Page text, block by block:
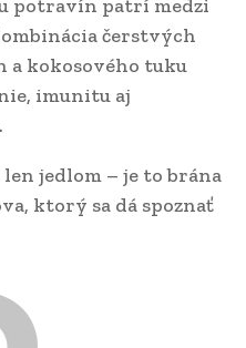
potravín patrí medzi
čerstvých
a kokosového tuku
imunitu aj
len jedlom – je to brána
ktorý sa dá spoznať